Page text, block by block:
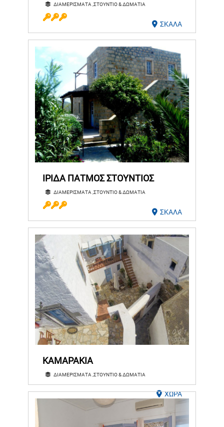
ΔΙΑΜΕΡΙΣΜΑΤΑ ,ΣΤΟΥΝΤΙΟ & ΔΩΜΑΤΙΑ
ΣΚΑΛΑ
ΙΡΙΔΑ ΠΑΤΜΟΣ ΣΤΟΥΝΤΙΟΣ
ΔΙΑΜΕΡΙΣΜΑΤΑ ,ΣΤΟΥΝΤΙΟ & ΔΩΜΑΤΙΑ
ΣΚΑΛΑ
ΚΑΜΑΡΑΚΙΑ
ΔΙΑΜΕΡΙΣΜΑΤΑ ,ΣΤΟΥΝΤΙΟ & ΔΩΜΑΤΙΑ
ΧΩΡΑ